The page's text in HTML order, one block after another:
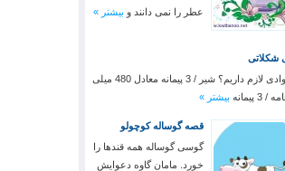
عطر را نمی دانند و بیشتر »
شکلاتی
چه موادی لازم داریم؟ شیر / 3 پیمانه معادل 480 میلی
3 پیمانه
بیشتر »
قصه گوساله کوچولو
گوسی گوساله همه قندها را
خورد. مامان گاوه دعوایش